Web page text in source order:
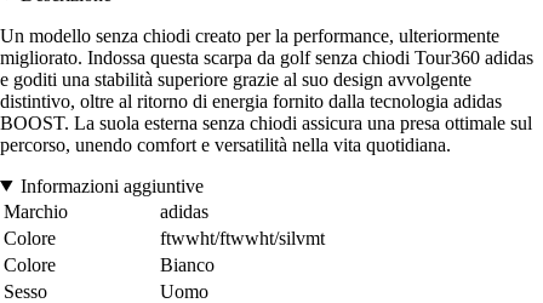
Un modello senza chiodi creato per la performance, ulteriormente
migliorato. Indossa questa scarpa da golf senza chiodi Tour360 adidas
e goditi una stabilità superiore grazie al suo design avvolgente
distintivo, oltre al ritorno di energia fornito dalla tecnologia adidas
BOOST. La suola esterna senza chiodi assicura una presa ottimale sul
percorso, unendo comfort e versatilità nella vita quotidiana.
Informazioni aggiuntive
Marchio
adidas
Colore
ftwwht/ftwwht/silvmt
Colore
Bianco
Sesso
Uomo